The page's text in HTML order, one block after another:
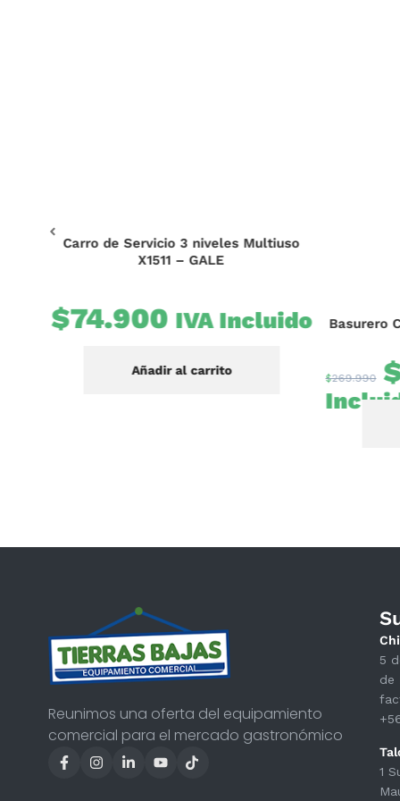
Carro de Servicio 3 niveles Multiuso
X1511 – GALE
$74.900 IVA Incluido
Añadir al carrito
Basurero
$269.990
Reunimos una oferta del equipamiento
comercial para el mercado gastronómico
5
de
1